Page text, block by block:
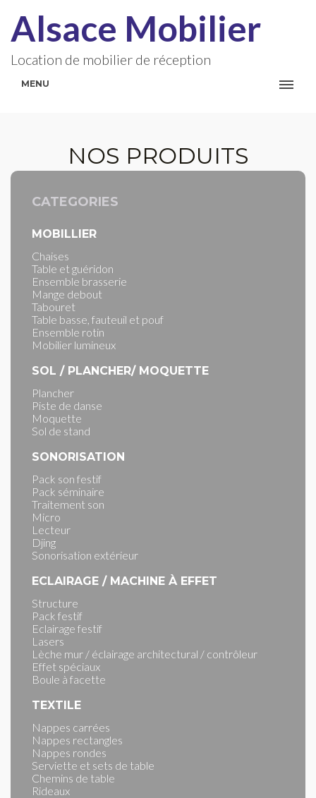
Alsace Mobilier
Location de mobilier de réception
MENU
NOS PRODUITS
CATEGORIES
MOBILLIER
Chaises
Table et guéridon
Ensemble brasserie
Mange debout
Tabouret
Table basse, fauteuil et pouf
Ensemble rotin
Mobilier lumineux
SOL / PLANCHER/ MOQUETTE
Plancher
Piste de danse
Moquette
Sol de stand
SONORISATION
Pack son festif
Pack séminaire
Traitement son
Micro
Lecteur
Djing
Sonorisation extérieur
ECLAIRAGE / MACHINE À EFFET
Structure
Pack festif
Eclairage festif
Lasers
Lèche mur / éclairage architectural / contrôleur
Effet spéciaux
Boule à facette
TEXTILE
Nappes carrées
Nappes rectangles
Nappes rondes
Serviette et sets de table
Chemins de table
Rideaux